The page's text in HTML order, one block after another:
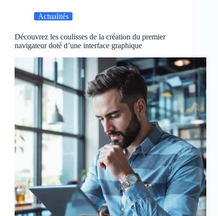
Actualités
Découvrez les coulisses de la création du premier
navigateur doté d’une interface graphique